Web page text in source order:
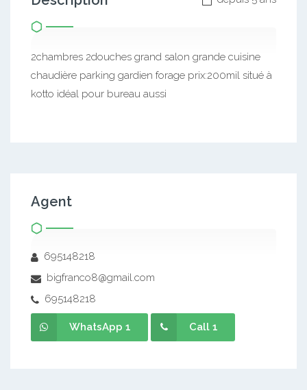
2chambres 2douches grand salon grande cuisine
chaudière parking gardien forage prix:200mil situé à
kotto idéal pour bureau aussi
Agent
695148218
bigfranco8@gmail.com
695148218
WhatsApp 1 Call 1